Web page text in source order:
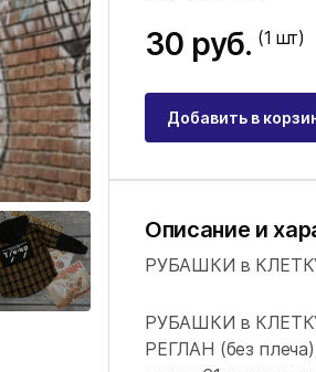
30 руб. (1 шт)
Добавить в
Описание и
РУБАШКИ в
РУБАШКИ в
РЕГЛАН (без плеча)